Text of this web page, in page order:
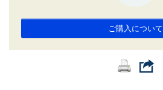
ご購入について